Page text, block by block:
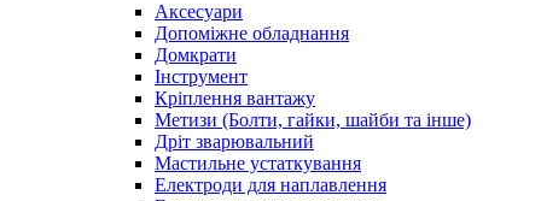
Аксесуари
Допоміжне обладнання
Домкрати
Інструмент
Кріплення вантажу
Метизи (Болти, гайки, шайби та інше)
Дріт зварювальний
Мастильне устаткування
Електроди для наплавлення